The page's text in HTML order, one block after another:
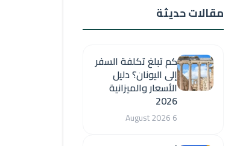
مقالات حديثة
كم تبلغ تكلفة السفر
إلى اليونان؟ دليل
الأسعار والميزانية
2026
6 August 2026